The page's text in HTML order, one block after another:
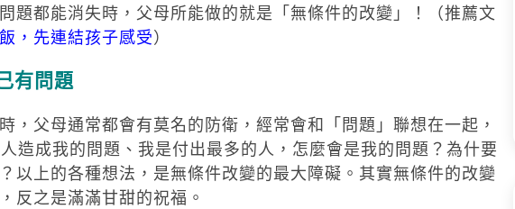
題都能消失時，父母所能做的就是「無條件的改變」！（推薦文
，先連結孩子感受）
有問題
，父母通常都會有莫名的防衛，經常會和「問題」聯想在一起，
造成我的問題、我是付出最多的人，怎麼會是我的問題？為什要
以上的各種想法，是無條件改變的最大障礙。其實無條件的改變
反之是滿滿甘甜的祝福。